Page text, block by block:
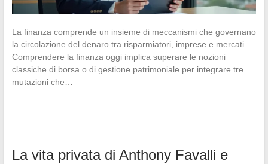
La finanza comprende un insieme di meccanismi che governano
la circolazione del denaro tra risparmiatori, imprese e mercati.
Comprendere la finanza oggi implica superare le nozioni
classiche di borsa o di gestione patrimoniale per integrare tre
mutazioni che…
La vita privata di Anthony Favalli e